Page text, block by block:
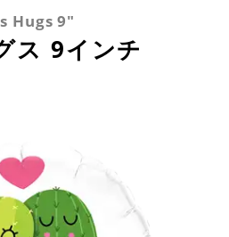
Hugs 9"
ス 9インチ